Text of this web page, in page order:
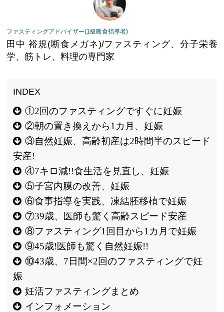
ファスティングアドバイザー(1級断食指導者)
田中 裕規(断食メガネ)/ファスティング、分子栄養
学、筋トレ、料理の専門家
①2回のファスティングですぐに妊娠
②朝の置き換えから1カ月、妊娠
③自然妊娠、高齢初産は2時間半のスピード
安産!
④7キロ減!!食生活を見直し、妊娠
⑤子宮内膜の改善、妊娠
⑥食事指導を実践、凍結胚移植で妊娠
⑦39歳、医師も驚く高齢スピード安産
⑧ファスティング1回目から1カ月で妊娠
⑨45歳!医師も驚く自然妊娠!!
⑩43歳、7日間×2回のファスティングで妊
娠
妊活ファスティングまとめ
インフォメーション